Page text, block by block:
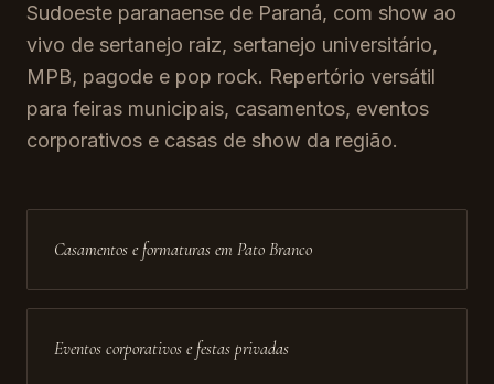
Sudoeste paranaense de Paraná, com show ao
vivo de sertanejo raiz, sertanejo universitário,
MPB, pagode e pop rock. Repertório versátil
para feiras municipais, casamentos, eventos
corporativos e casas de show da região.
Casamentos e formaturas em Pato Branco
Eventos corporativos e festas privadas